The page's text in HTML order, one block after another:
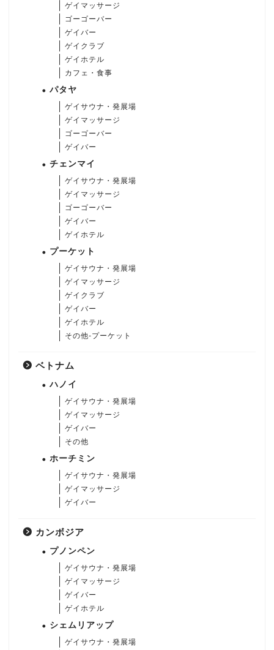
ゲイマッサージ
ゴーゴーバー
ゲイバー
ゲイクラブ
ゲイホテル
カフェ・食事
パタヤ
ゲイサウナ・発展場
ゲイマッサージ
ゴーゴーバー
ゲイバー
チェンマイ
ゲイサウナ・発展場
ゲイマッサージ
ゴーゴーバー
ゲイバー
ゲイホテル
プーケット
ゲイサウナ・発展場
ゲイマッサージ
ゲイクラブ
ゲイバー
ゲイホテル
その他-プーケット
ベトナム
ハノイ
ゲイサウナ・発展場
ゲイマッサージ
ゲイバー
その他
ホーチミン
ゲイサウナ・発展場
ゲイマッサージ
ゲイバー
カンボジア
プノンペン
ゲイサウナ・発展場
ゲイマッサージ
ゲイバー
ゲイホテル
シェムリアップ
ゲイサウナ・発展場